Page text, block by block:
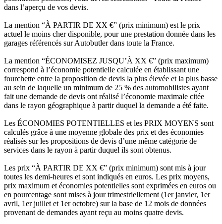
dans l’aperçu de vos devis.
La mention “À PARTIR DE XX €” (prix minimum) est le prix
actuel le moins cher disponible, pour une prestation donnée dans les
garages référencés sur Autobutler dans toute la France.
La mention “ÉCONOMISEZ JUSQU’À XX €” (prix maximum)
correspond à l’économie potentielle calculée en établissant une
fourchette entre la proposition de devis la plus élevée et la plus basse
au sein de laquelle un minimum de 25 % des automobilistes ayant
fait une demande de devis ont réalisé l’économie maximale citée
dans le rayon géographique à partir duquel la demande a été faite.
Les ÉCONOMIES POTENTIELLES et les PRIX MOYENS sont
calculés grâce à une moyenne globale des prix et des économies
réalisés sur les propositions de devis d’une même catégorie de
services dans le rayon à partir duquel ils sont obtenus.
Les prix “À PARTIR DE XX €” (prix minimum) sont mis à jour
toutes les demi-heures et sont indiqués en euros. Les prix moyens,
prix maximum et économies potentielles sont exprimées en euros ou
en pourcentage sont mises à jour trimestriellement (1er janvier, 1er
avril, 1er juillet et 1er octobre) sur la base de 12 mois de données
provenant de demandes ayant reçu au moins quatre devis.